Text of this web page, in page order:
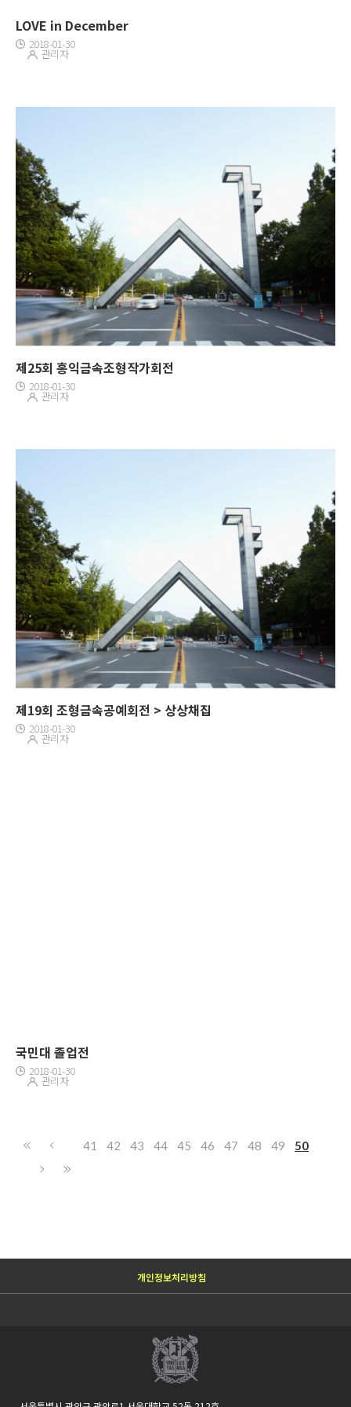
LOVE in December
2018-01-30
관리자
제25회 홍익금속조형작가회전
2018-01-30
관리자
제19회 조형금속공예회전 > 상상채집
2018-01-30
관리자
국민대 졸업전
2018-01-30
관리자
41 42 43 44 45 46 47 48 49 50
개인정보처리방침